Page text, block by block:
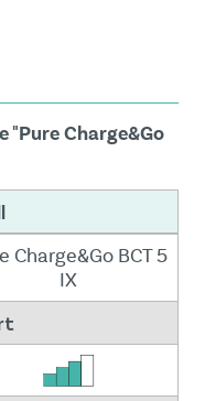
Charge&Go
Charge&Go BCT 5
IX